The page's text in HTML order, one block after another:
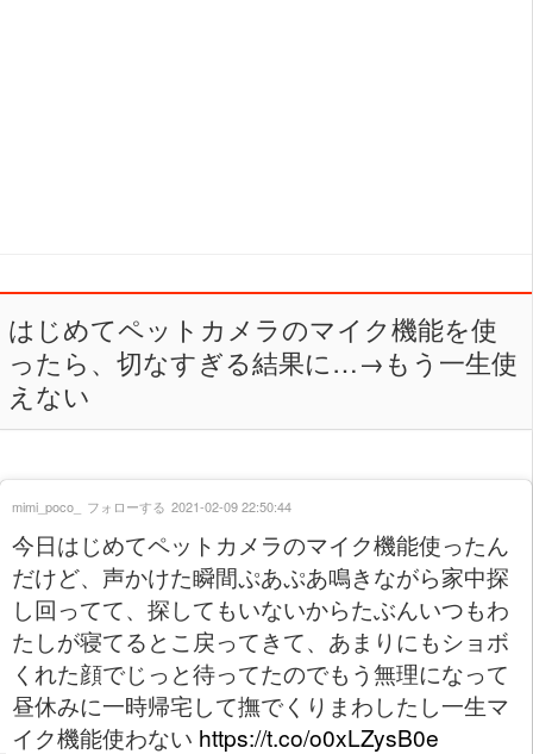
はじめてペットカメラのマイク機能を使
ったら、切なすぎる結果に…→もう一生使
えない
今日はじめてペットカメラのマイク機能使ったん
だけど、声かけた瞬間ぷあぷあ鳴きながら家中探
し回ってて、探してもいないからたぶんいつもわ
たしが寝てるとこ戻ってきて、あまりにもショボ
くれた顔でじっと待ってたのでもう無理になって
昼休みに一時帰宅して撫でくりまわしたし一生マ
イク機能使わない https://t.co/o0xLZysB0e
mimi_poco_ フォローする 2021-02-09 22:50:44